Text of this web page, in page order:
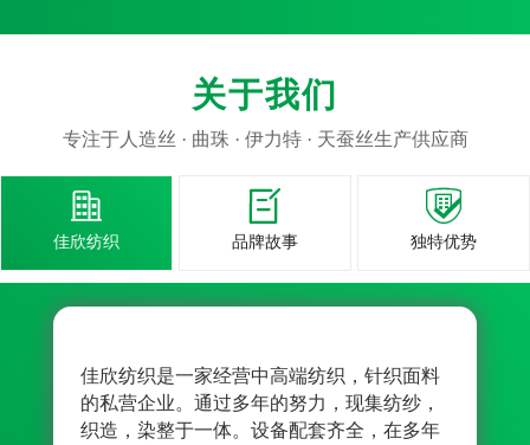
关于我们
专注于人造丝 · 曲珠 · 伊力特 · 天蚕丝生产供应商

佳欣纺织

品牌故事

独特优势
佳欣纺织是一家经营中高端纺织，针织面料
的私营企业。通过多年的努力，现集纺纱，
织造，染整于一体。设备配套齐全，在多年